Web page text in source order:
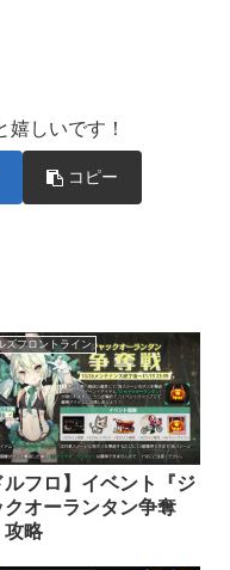
嬉しいです！
コピー
ズフロントライン
ルフロ】イベント『ジ
クオーランタン争奪
攻略